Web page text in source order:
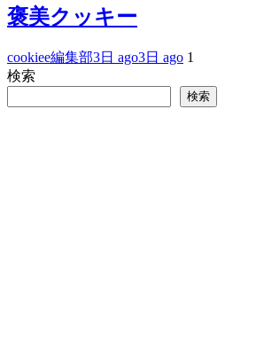
褒美クッキー
cookiee編集部3日 ago3日 ago 1
検索
検索